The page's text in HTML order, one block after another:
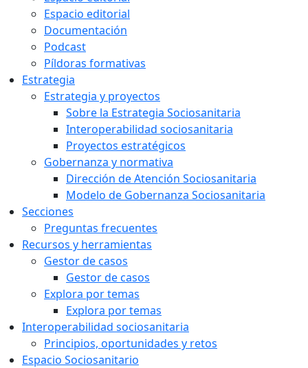
Espacio editorial
Documentación
Podcast
Píldoras formativas
Estrategia
Estrategia y proyectos
Sobre la Estrategia Sociosanitaria
Interoperabilidad sociosanitaria
Proyectos estratégicos
Gobernanza y normativa
Dirección de Atención Sociosanitaria
Modelo de Gobernanza Sociosanitaria
Secciones
Preguntas frecuentes
Recursos y herramientas
Gestor de casos
Gestor de casos
Explora por temas
Explora por temas
Interoperabilidad sociosanitaria
Principios, oportunidades y retos
Espacio Sociosanitario